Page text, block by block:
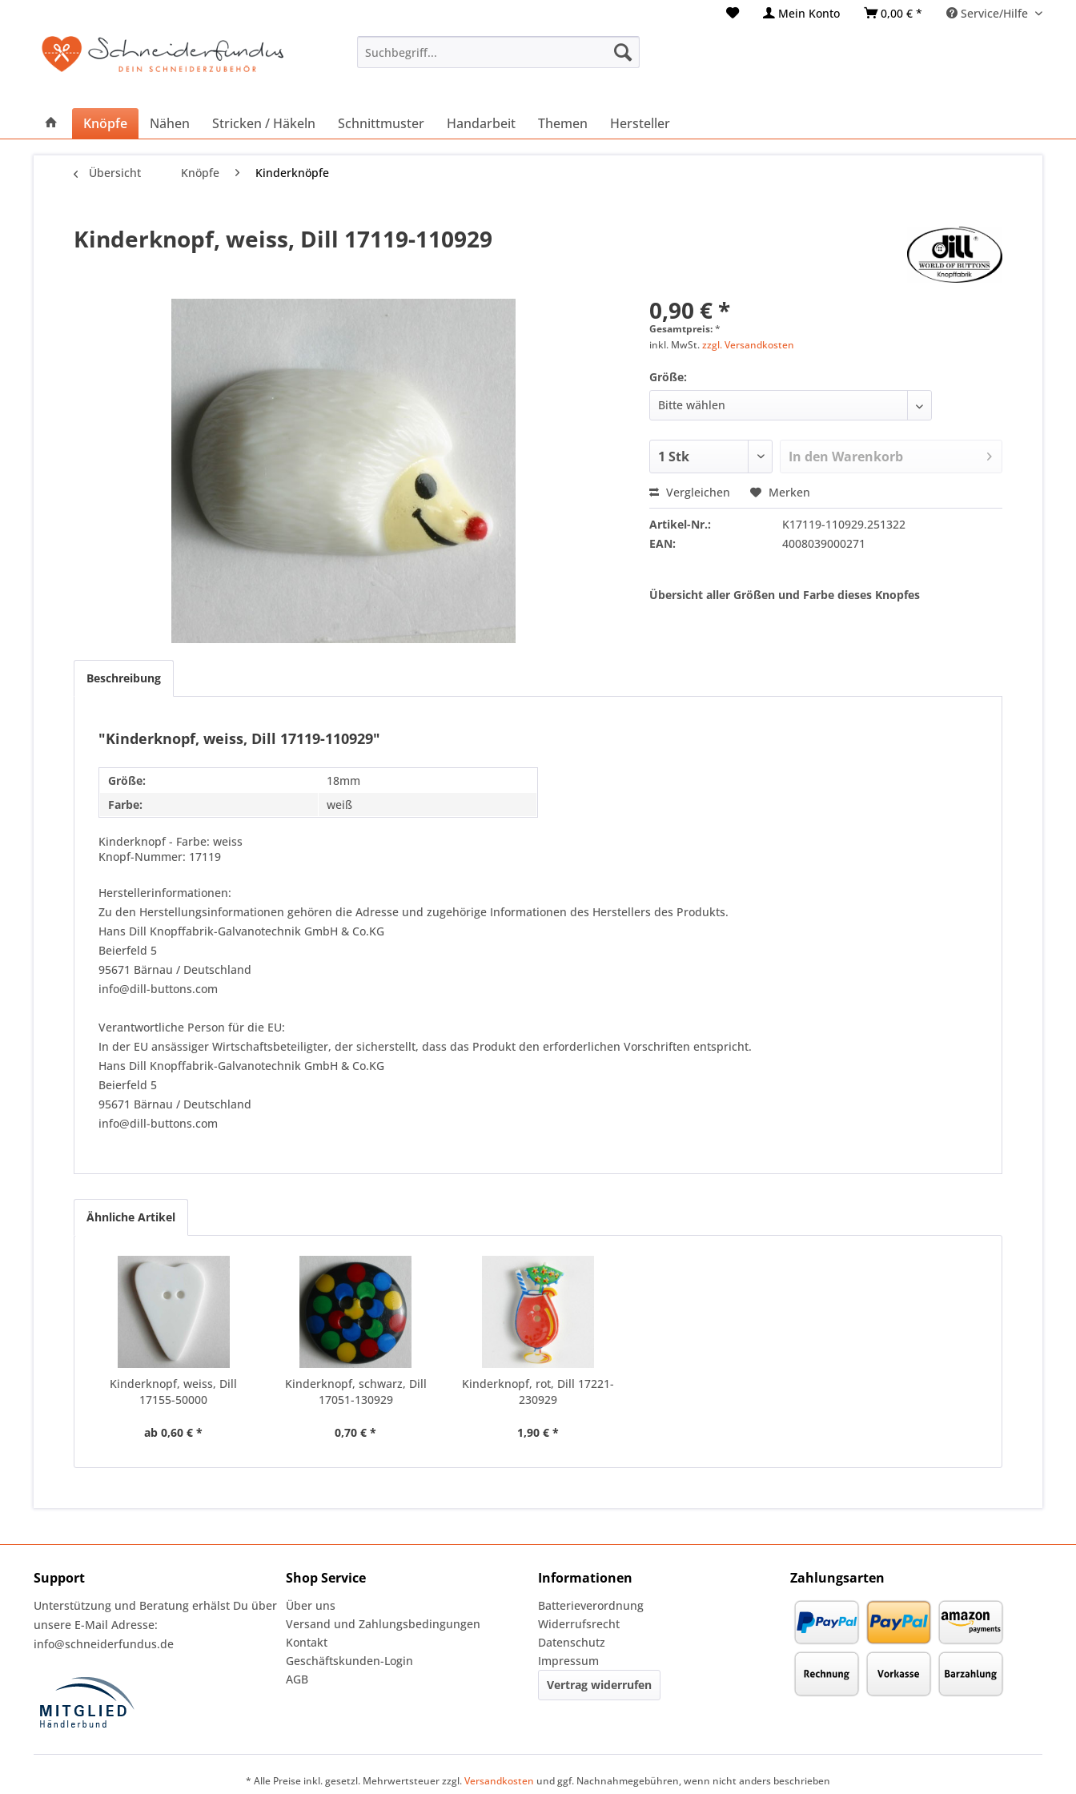
Mein Konto 0,00 € * Service/Hilfe
Knöpfe Nähen Stricken / Häkeln Schnittmuster Handarbeit Themen Hersteller
Übersicht Knöpfe Kinderknöpfe
Kinderknopf, weiss, Dill 17119-110929
0,90 € *
Gesamtpreis:*
inkl. MwSt.zzgl. Versandkosten
Größe:
In den Warenkorb
Vergleichen Merken
Artikel-Nr.:
K17119-110929.251322
EAN:
4008039000271
Übersicht aller Größen und Farbe dieses Knopfes
Beschreibung
"Kinderknopf, weiss, Dill 17119-110929"
Größe:
18mm
Farbe:
weiß
Kinderknopf - Farbe: weiss
Knopf-Nummer: 17119
Herstellerinformationen:
Zu den Herstellungsinformationen gehören die Adresse und zugehörige Informationen des Herstellers des Produkts.
Hans Dill Knopffabrik-Galvanotechnik GmbH & Co.KG
Beierfeld 5
95671 Bärnau / Deutschland
info@dill-buttons.com
Verantwortliche Person für die EU:
In der EU ansässiger Wirtschaftsbeteiligter, der sicherstellt, dass das Produkt den erforderlichen Vorschriften entspricht.
Hans Dill Knopffabrik-Galvanotechnik GmbH & Co.KG
Beierfeld 5
95671 Bärnau / Deutschland
info@dill-buttons.com
Ähnliche Artikel
Kinderknopf, weiss, Dill
17155-50000
ab 0,60 € *
Kinderknopf, schwarz, Dill
17051-130929
0,70 € *
Kinderknopf, rot, Dill 17221-
230929
1,90 € *
Support
Unterstützung und Beratung erhälst Du über
unsere E-Mail Adresse:
info@schneiderfundus.de
Shop Service
Über uns
Versand und Zahlungsbedingungen
Kontakt
Geschäftskunden-Login
AGB
Informationen
Batterieverordnung
Widerrufsrecht
Datenschutz
Impressum
Vertrag widerrufen
Zahlungsarten
* Alle Preise inkl. gesetzl. Mehrwertsteuer zzgl.Versandkosten und ggf. Nachnahmegebühren, wenn nicht anders beschrieben